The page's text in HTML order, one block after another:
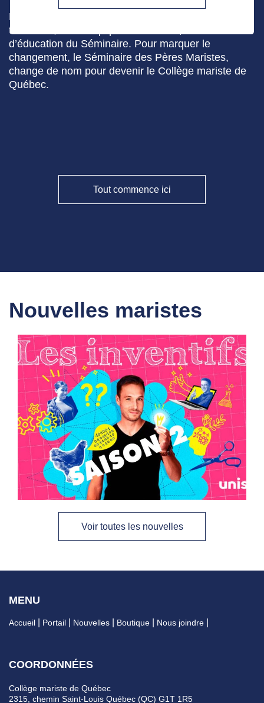
Les Pères maristes ont pris la décision de
transférer, à une équipe chevronnée, l’œuvre
d’éducation du Séminaire. Pour marquer le
changement, le Séminaire des Pères Maristes,
change de nom pour devenir le Collège mariste de
Québec.
Tout commence ici
Nouvelles maristes
Voir toutes les nouvelles
MENU
Accueil Portail Nouvelles Boutique Nous joindre
COORDONNÉES
Collège mariste de Québec
2315, chemin Saint-Louis Québec (QC) G1T 1R5